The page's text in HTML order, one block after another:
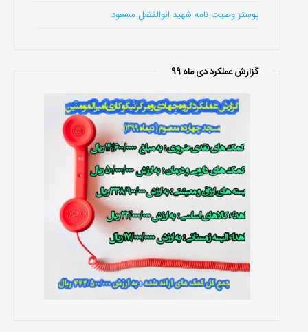
پوستر وصیت نامه شهید ابوالفضل مسعود
گزارش عملکرد دی ماه 99